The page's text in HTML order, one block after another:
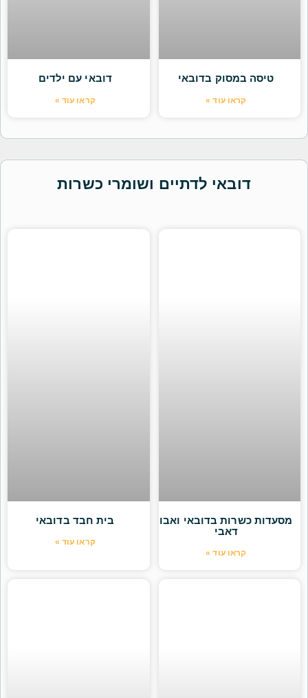
טיסה במסוק בדובאי
קראו עוד »
דובאי עם ילדים
קראו עוד »
דובאי לדתיים ושומרי כשרות
מסעדות כשרות בדובאי ואבו
דאבי
קראו עוד »
בית חבד בדובאי
קראו עוד »